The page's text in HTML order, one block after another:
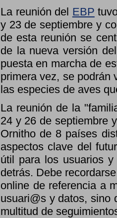
La reunión del EBP
y 23 de septiembre y
de esta reunión se
de la nueva versión
puesta en marcha de
primera vez, se podrán
las especies de aves
La reunión de la
24 y 26 de septiembre
Ornitho de 8 países
aspectos clave del
útil para los usuarios
detrás. Debe
online de referencia a
usuari@s y datos, sino
multitud de